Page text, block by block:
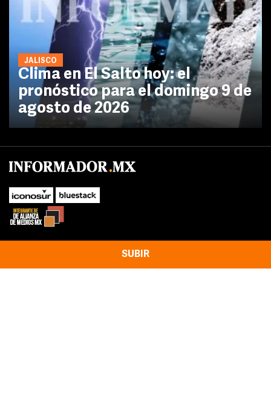
JALISCO
Clima en El Salto hoy: el
pronóstico para el domingo 9 de
agosto de 2026
SUBIR